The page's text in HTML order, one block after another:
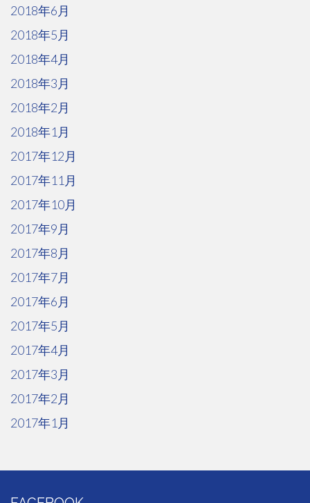
2018年6月
2018年5月
2018年4月
2018年3月
2018年2月
2018年1月
2017年12月
2017年11月
2017年10月
2017年9月
2017年8月
2017年7月
2017年6月
2017年5月
2017年4月
2017年3月
2017年2月
2017年1月